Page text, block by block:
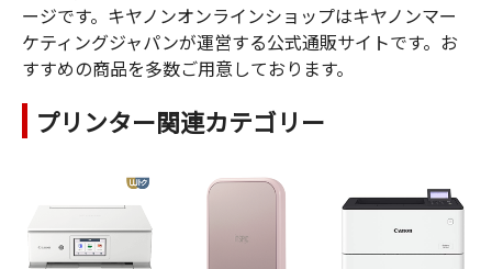
ージです。キヤノンオンラインショップはキヤノンマー
ケティングジャパンが運営する公式通販サイトです。お
すすめの商品を多数ご用意しております。
プリンター関連カテゴリー